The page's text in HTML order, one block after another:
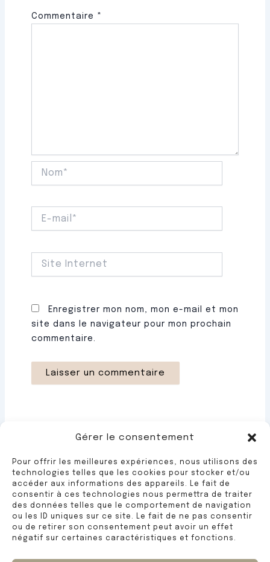
Gérer le consentement
Pour offrir les meilleures expériences, nous utilisons des
technologies telles que les cookies pour stocker et/ou
accéder aux informations des appareils. Le fait de
consentir à ces technologies nous permettra de traiter
des données telles que le comportement de navigation
ou les ID uniques sur ce site. Le fait de ne pas consentir
ou de retirer son consentement peut avoir un effet
négatif sur certaines caractéristiques et fonctions.
Commentaire *
mail*
Site
Internet
Enregistrer mon nom, mon e-mail et mon
site dans le navigateur pour mon prochain
commentaire.
108 Rue Henry Chéron
14100 Lisieux
02 31 31 44 30
Midi et soir